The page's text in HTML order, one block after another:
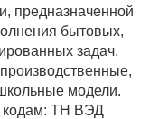
предназначенной
бытовых,
задач.
модели.
кодам: ТН ВЭД